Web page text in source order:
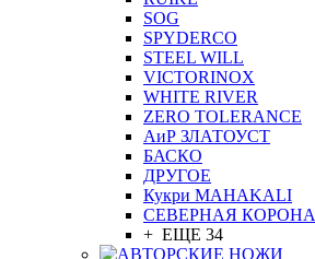
SOG
SPYDERCO
STEEL WILL
VICTORINOX
WHITE RIVER
ZERO TOLERANCE
АиР ЗЛАТОУСТ
БАСКО
ДРУГОЕ
Кукри MAHAKALI
СЕВЕРНАЯ КОРОНА
+ ЕЩЕ 34